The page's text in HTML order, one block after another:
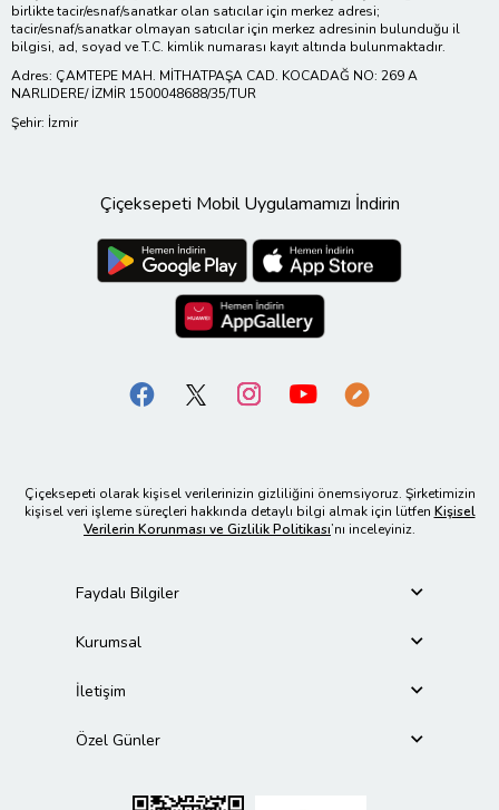
birlikte tacir/esnaf/sanatkar olan satıcılar için merkez adresi;
tacir/esnaf/sanatkar olmayan satıcılar için merkez adresinin bulunduğu il
bilgisi, ad, soyad ve T.C. kimlik numarası kayıt altında bulunmaktadır.
Adres: ÇAMTEPE MAH. MİTHATPAŞA CAD. KOCADAĞ NO: 269 A
NARLIDERE/ İZMİR 1500048688/35/TUR
Şehir: İzmir
Çiçeksepeti Mobil Uygulamamızı İndirin
Çiçeksepeti olarak kişisel verilerinizin gizliliğini önemsiyoruz. Şirketimizin
kişisel veri işleme süreçleri hakkında detaylı bilgi almak için lütfen Kişisel
Verilerin Korunması ve Gizlilik Politikası’nı inceleyiniz.
Faydalı Bilgiler
Kurumsal
İletişim
Özel Günler